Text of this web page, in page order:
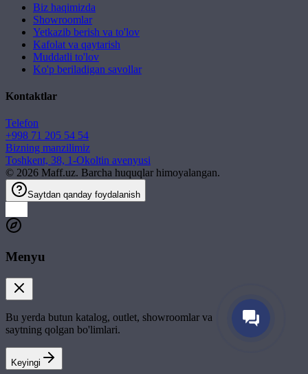
Biz haqimizda
Showroomlar
Yetkazib berish va to'lov
Kafolat va qaytarish
Muddatli to'lov
Ko'p beriladigan savollar
Kontaktlar
Telefon
+998 71 205 54 54
Bizning manzilimiz
Toshkent, 38, 1-Okoltin avenyusi
© 2026 Maff.uz. Barcha huquqlar himoyalangan.
Saytdan qanday foydalanish
Menyu
Bu yerda butun katalog, outlet, showroomlar va
saytning qolgan bo'limlari.
Keyingi